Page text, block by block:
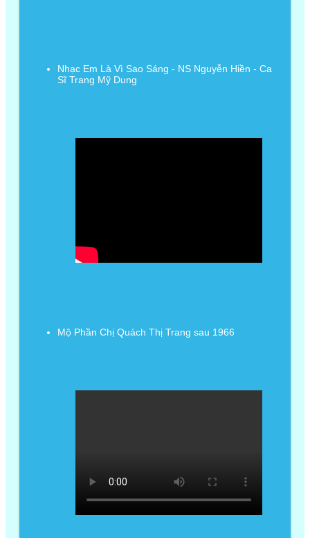
Nhạc Em Là Vì Sao Sáng - NS Nguyễn Hiền - Ca
Sĩ Trang Mỹ Dung
Mộ Phần Chị Quách Thị Trang sau 1966